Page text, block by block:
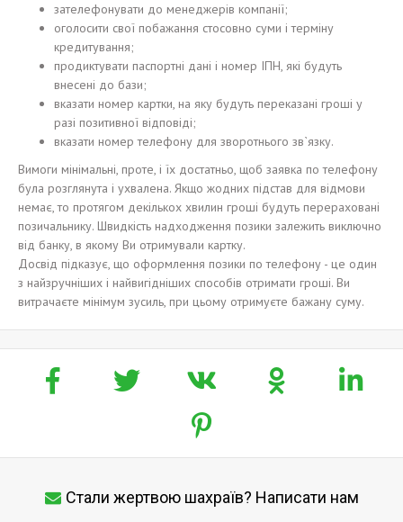
зателефонувати до менеджерів компанії;
оголосити свої побажання стосовно суми і терміну
кредитування;
продиктувати паспортні дані і номер ІПН, які будуть
внесені до бази;
вказати номер картки, на яку будуть переказані гроші у
разі позитивної відповіді;
вказати номер телефону для зворотнього зв`язку.
Вимоги мінімальні, проте, і їх достатньо, щоб заявка по телефону
була розглянута і ухвалена. Якщо жодних підстав для відмови
немає, то протягом декількох хвилин гроші будуть перераховані
позичальнику. Швидкість надходження позики залежить виключно
від банку, в якому Ви отримували картку.
Досвід підказує, що оформлення позики по телефону - це один
з найзручніших і найвигідніших способів отримати гроші. Ви
витрачаєте мінімум зусиль, при цьому отримуєте бажану суму.
Стали жертвою шахраїв? Написати нам